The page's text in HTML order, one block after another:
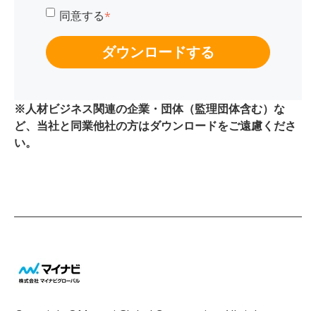
同意する*
※人材ビジネス関連の企業・団体（監理団体含む）な
ど、当社と同業他社の方はダウンロードをご遠慮くださ
い。